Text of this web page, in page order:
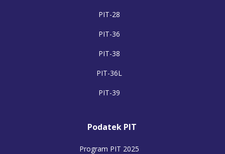
PIT-28
PIT-36
PIT-38
PIT-36L
PIT-39
Podatek PIT
Program PIT 2025